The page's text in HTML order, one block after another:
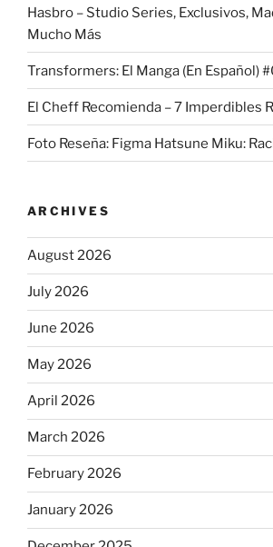
Hasbro – Studio Series, Exclusivos,
Mucho Más
Transformers: El Manga (En Español)
El Cheff Recomienda – 7 Imperdibles
Foto Reseña: Figma Hatsune Miku:
ARCHIVES
August 2026
July 2026
June 2026
May 2026
April 2026
March 2026
February 2026
January 2026